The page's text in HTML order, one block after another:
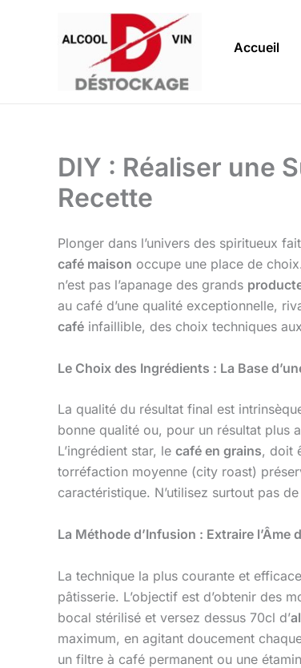
Accueil
DIY : Réaliser une
Recette
Plonger dans l’univers des spiritueux
café maison occupe une place de
n’est pas l’apanage des grands
au café d’une qualité exceptionnelle,
café infaillible, des choix techniques
Le Choix des Ingrédients : La Base
La qualité du résultat final est
bonne qualité ou, pour un résultat plus
L’ingrédient star, le café en grains, doit
torréfaction moyenne (city roast)
caractéristique. N’utilisez surtout pas
La Méthode d’Infusion : Extraire l’Âme
La technique la plus courante et
pâtisserie. L’objectif est d’obtenir des
bocal stérilisé et versez dessus 70cl d’
maximum, en agitant doucement
un filtre à café permanent ou une